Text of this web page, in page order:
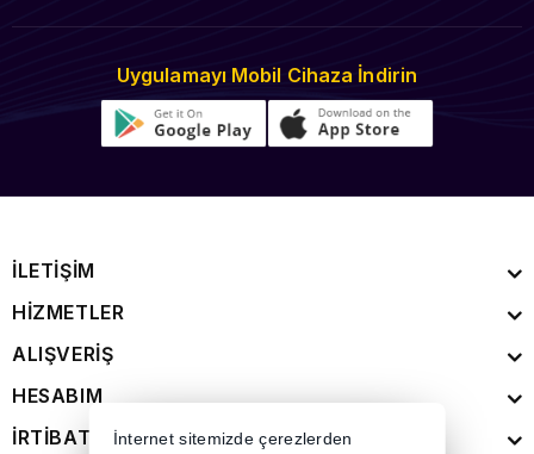
Uygulamayı Mobil Cihaza İndirin
İLETİŞİM
HİZMETLER
ALIŞVERİŞ
HESABIM
İRTİBAT
İnternet sitemizde çerezlerden